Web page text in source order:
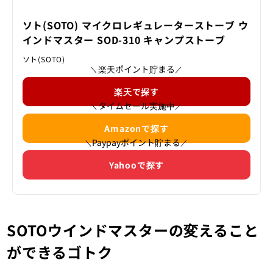
ソト(SOTO) マイクロレギュレーターストーブ ウ
インドマスター SOD-310 キャンプストーブ
ソト(SOTO)
＼ 楽天ポイント貯まる ／
楽天で探す
＼タイムセール実施中／
Amazonで探す
＼Paypayポイント貯まる／
Yahooで探す
SOTOウインドマスターの変えること
ができるゴトク